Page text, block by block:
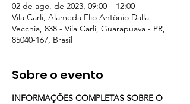
02 de ago. de 2023, 09:00 – 12:00
Vila Carli, Alameda Elio Antônio Dalla
Vecchia, 838 - Vila Carli, Guarapuava - PR,
85040-167, Brasil
Sobre o evento
INFORMAÇÕES COMPLETAS SOBRE O